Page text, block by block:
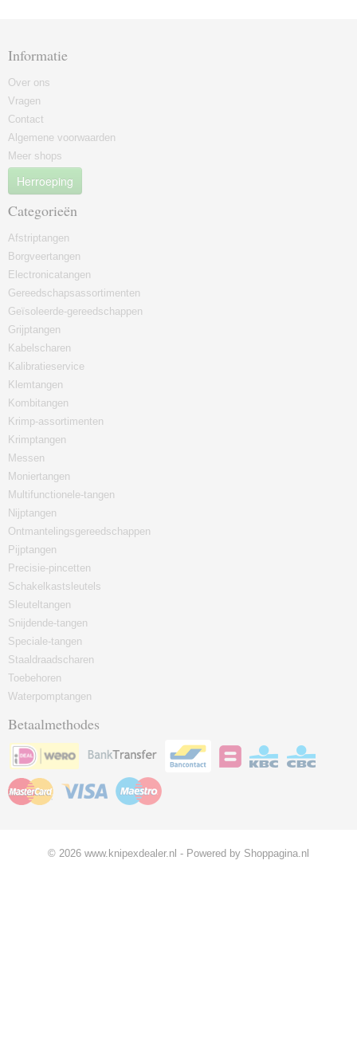
Informatie
Over ons
Vragen
Contact
Algemene voorwaarden
Meer shops
Herroeping
Categorieën
Afstriptangen
Borgveertangen
Electronicatangen
Gereedschapsassortimenten
Geïsoleerde-gereedschappen
Grijptangen
Kabelscharen
Kalibratieservice
Klemtangen
Kombitangen
Krimp-assortimenten
Krimptangen
Messen
Moniertangen
Multifunctionele-tangen
Nijptangen
Ontmantelingsgereedschappen
Pijptangen
Precisie-pincetten
Schakelkastsleutels
Sleuteltangen
Snijdende-tangen
Speciale-tangen
Staaldraadscharen
Toebehoren
Waterpomptangen
Betaalmethodes
© 2026 www.knipexdealer.nl - Powered by Shoppagina.nl